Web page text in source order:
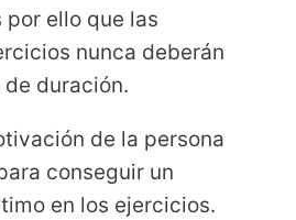
por ello que las
nunca deberán
duración.
de la persona
conseguir un
en los ejercicios.